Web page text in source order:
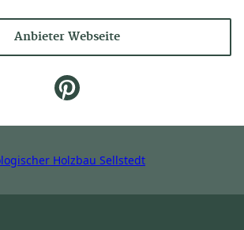
Anbieter Webseite
Holzbau Sellstedt